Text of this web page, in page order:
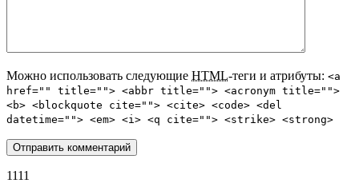
Можно использовать следующие HTML-теги и атрибуты: <a
href="" title=""> <abbr title=""> <acronym title="">
<b> <blockquote cite=""> <cite> <code> <del
datetime=""> <em> <i> <q cite=""> <strike> <strong>
1111